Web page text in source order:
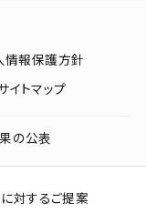
の公表
情報保護方針
イトマップ
対するご提案